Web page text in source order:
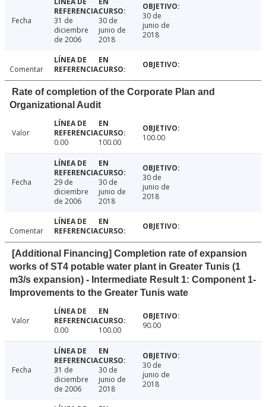
Fecha
31 de
diciembre
de 2006
30 de
junio de
2018
30 de
junio de
2018
Comentar
Rate of completion of the Corporate Plan and
Organizational Audit
Valor
0.00
100.00 100.00
Fecha
29 de
diciembre
de 2006
30 de
junio de
2018
30 de
junio de
2018
Comentar
[Additional Financing] Completion rate of expansion
works of ST4 potable water plant in Greater Tunis (1
m3/s expansion) - Intermediate Result 1: Component 1-
Improvements to the Greater Tunis wate
Valor
0.00
100.00 90.00
Fecha
31 de
diciembre
de 2006
30 de
junio de
2018
30 de
junio de
2018